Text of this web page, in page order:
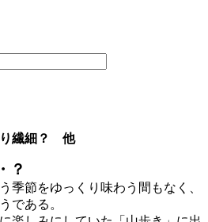
り繊細？ 他
？
季節をゆっくり味わう間もなく、
である。